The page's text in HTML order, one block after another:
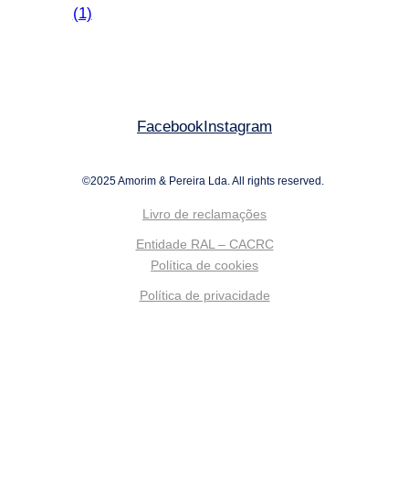
(1)
Facebook Instagram
©2025 Amorim & Pereira Lda. All rights reserved.
Livro de reclamações
Entidade RAL – CACRC
Política de cookies
Política de privacidade